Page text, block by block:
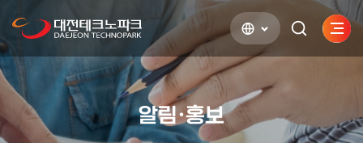
검색하기사이
열기
알림·홍보